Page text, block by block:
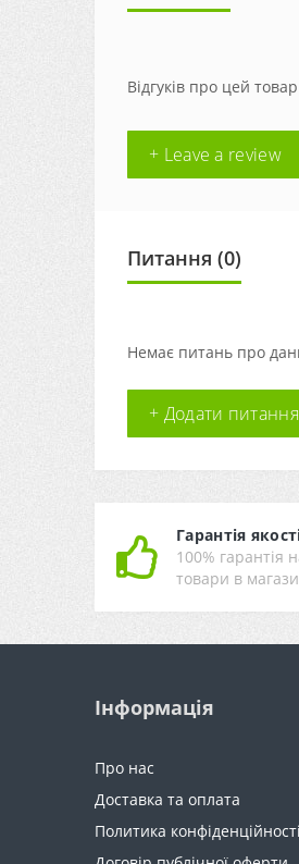
Відгуків про цей
+ Leave a review
Питання (0)
Немає питань про
+ Додати питання
Гарантія
100% гарантія
товари в
Інформація
Про нас
Доставка та оплата
Политика конфіденційності